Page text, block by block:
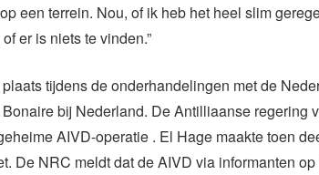
een terrein. Nou, of ik heb het heel slim
er is niets te vinden.”
tijdens de onderhandelingen met de
bij Nederland. De Antilliaanse regering
AIVD-operatie . El Hage maakte toen
De NRC meldt dat de AIVD via informanten